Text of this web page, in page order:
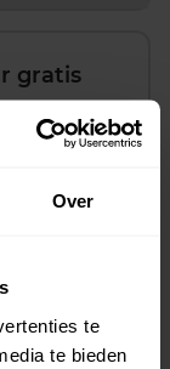
Over
te
te bieden
gratis
Dit
nieuwe